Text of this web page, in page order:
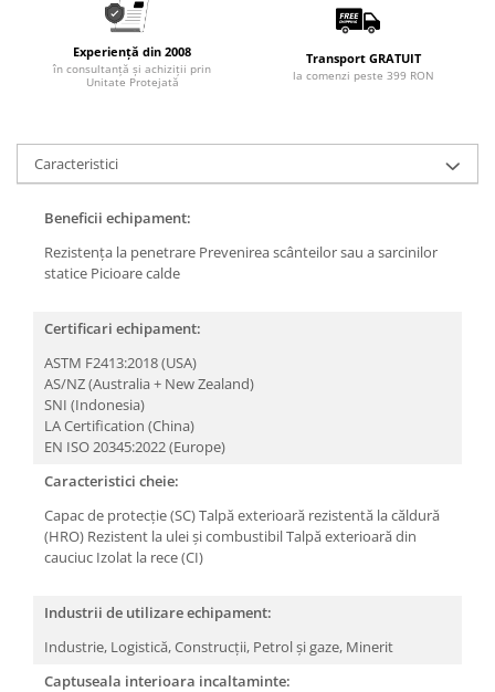
Experiență din 2008
în consultanță și achiziții prin
Unitate Protejată
Transport GRATUIT
la comenzi peste 399 RON
Caracteristici
Beneficii echipament:
Rezistența la penetrare Prevenirea scânteilor sau a sarcinilor
statice Picioare calde
Certificari echipament:
ASTM F2413:2018 (USA)
AS/NZ (Australia + New Zealand)
SNI (Indonesia)
LA Certification (China)
EN ISO 20345:2022 (Europe)
Caracteristici cheie:
Capac de protecție (SC)Talpă exterioară rezistentă la căldură
(HRO) Rezistent la ulei și combustibilTalpă exterioară din
cauciuc Izolat la rece (CI)
Industrii de utilizare echipament:
Industrie, Logistică,Construcții, Petrol și gaze, Minerit
Captuseala interioara incaltaminte: